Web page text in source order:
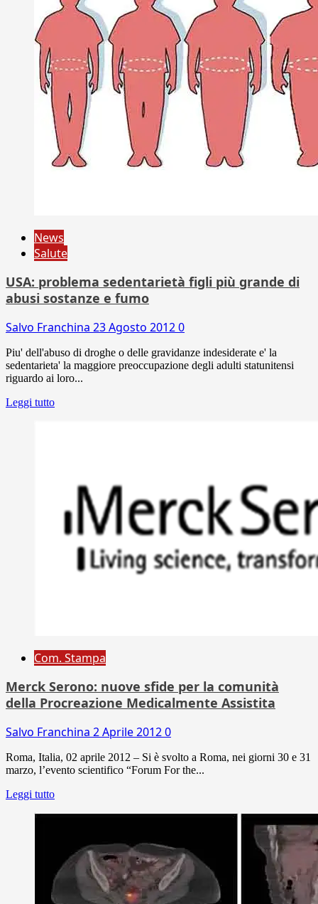
News
Salute
USA: problema sedentarietà figli più grande di
abusi sostanze e fumo
Salvo Franchina 23 Agosto 20120
Piu' dell'abuso di droghe o delle gravidanze indesiderate e' la
sedentarieta' la maggiore preoccupazione degli adulti statunitensi
riguardo ai loro...
Leggi tutto
Com. Stampa
Merck Serono: nuove sfide per la comunità
della Procreazione Medicalmente Assistita
Salvo Franchina 2 Aprile 20120
Roma, Italia, 02 aprile 2012 – Si è svolto a Roma, nei giorni 30 e 31
marzo, l’evento scientifico “Forum For the...
Leggi tutto